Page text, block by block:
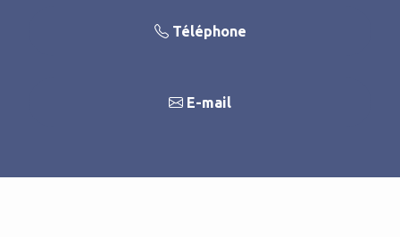
Téléphone
E-mail